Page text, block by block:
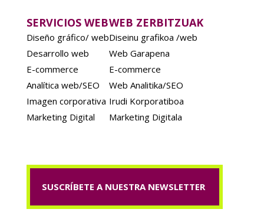
SERVICIOS WEB
Diseño gráfico/ web
Desarrollo web
E-commerce
Analítica web/SEO
Imagen corporativa
Marketing Digital
WEB ZERBITZUAK
Diseinu grafikoa /web
Web Garapena
E-commerce
Web Analitika/SEO
Irudi Korporatiboa
Marketing Digitala
SUSCRÍBETE A NUESTRA NEWSLETTER